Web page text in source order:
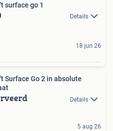
surface go 1
Details
18 jun 26
Surface Go 2 in absolute
Details
5 aug 26